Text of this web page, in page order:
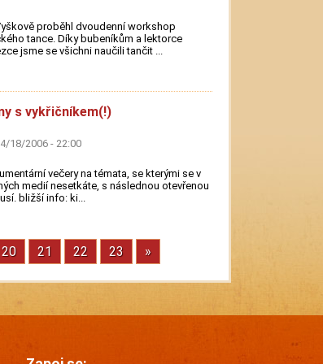
proběhl dvoudenní workshop
tance. Díky bubeníkům a lektorce
jsme se všichni naučili tančit ...
s vykřičníkem(!)
18/2006 - 22:00
večery na témata, se kterými se v
medií nesetkáte, s následnou otevřenou
bližší info: ki...
Stránka
20 Stránka
21 Stránka
22 Stránka
23
Next
page
»